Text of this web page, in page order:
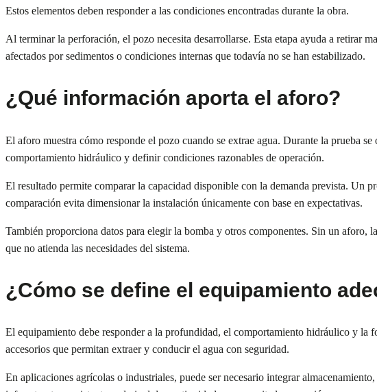
Estos elementos deben responder a las condiciones encontradas durante la obra.
Al terminar la perforación, el pozo necesita desarrollarse. Esta etapa ayuda a retirar
afectados por sedimentos o condiciones internas que todavía no se han estabilizado.
¿Qué información aporta el aforo?
El aforo muestra cómo responde el pozo cuando se extrae agua. Durante la prueba
comportamiento hidráulico y definir condiciones razonables de operación.
El resultado permite comparar la capacidad disponible con la demanda prevista. Un
comparación evita dimensionar la instalación únicamente con base en expectativas.
También proporciona datos para elegir la bomba y otros componentes. Sin un
que no atienda las necesidades del sistema.
¿Cómo se define el equipamiento
El equipamiento debe responder a la profundidad, el comportamiento hidráulico y la
accesorios que permitan extraer y conducir el agua con seguridad.
En aplicaciones agrícolas o industriales, puede ser necesario integrar